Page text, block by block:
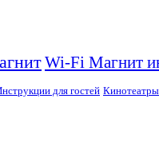
Wi-Fi Магнит
для гостей Кинотеатры